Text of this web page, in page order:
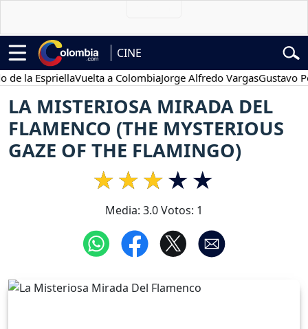
CINE
EspriellaVuelta a ColombiaJorge Alfredo VargasGustavo Petro
LA MISTERIOSA MIRADA DEL
FLAMENCO (THE MYSTERIOUS
GAZE OF THE FLAMINGO)
Media: 3.0Votos: 1